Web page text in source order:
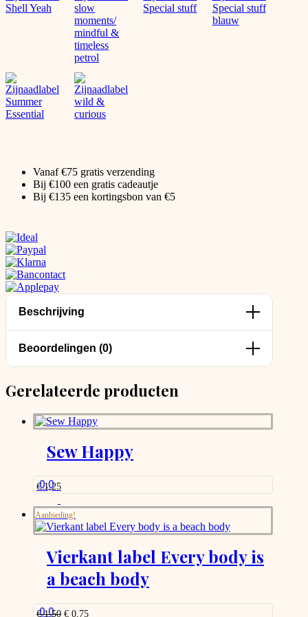
Vanaf €75 gratis verzending
Bij €100 een gratis cadeautje
Bij €135 een kortingsbon van €5
Beschrijving
Beoordelingen (0)
Gerelateerde producten
Sew Happy
0.0
€1,25
Aanbieding!
Vierkant label Every body is
a beach body
0.0
€1,50 Oorspronkelijke
€ 0,75Huidige